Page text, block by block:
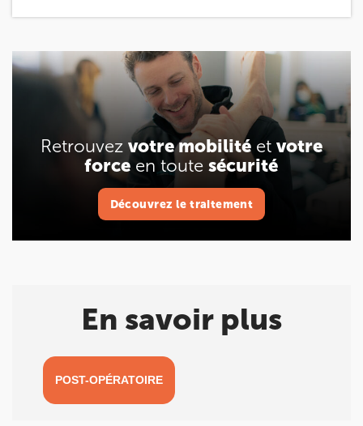
Retrouvez votre mobilitéet votre
force en toutesécurité
Découvrez le traitement
En savoir plus
POST-OPÉRATOIRE